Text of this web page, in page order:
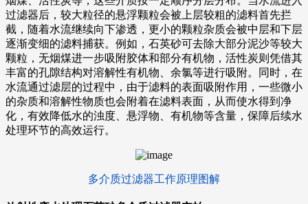
过滤器后，较大粒径的悬浮颗粒会被上层较粗的滤料首先拦
截，随着水流继续向下渗透，更小的颗粒杂质会被中层和下层
逐渐变细的滤料捕获。例如，石英砂可去除大部分泥沙等较大
颗粒，无烟煤进一步吸附胶体和部分有机物，活性炭则凭借其
丰富的孔隙结构对溶解性有机物、余氯等进行吸附。
同时，在
水流通过滤层的过程中，由于滤料的表面吸附作用，一些微小
的杂质和溶解性物质也会附着在滤料表面，从而使水得到净
化，有效降低水的浊度、悬浮物、有机物等含量，保障后续水
处理环节的高效运行。
多介质过滤器工作原理图解